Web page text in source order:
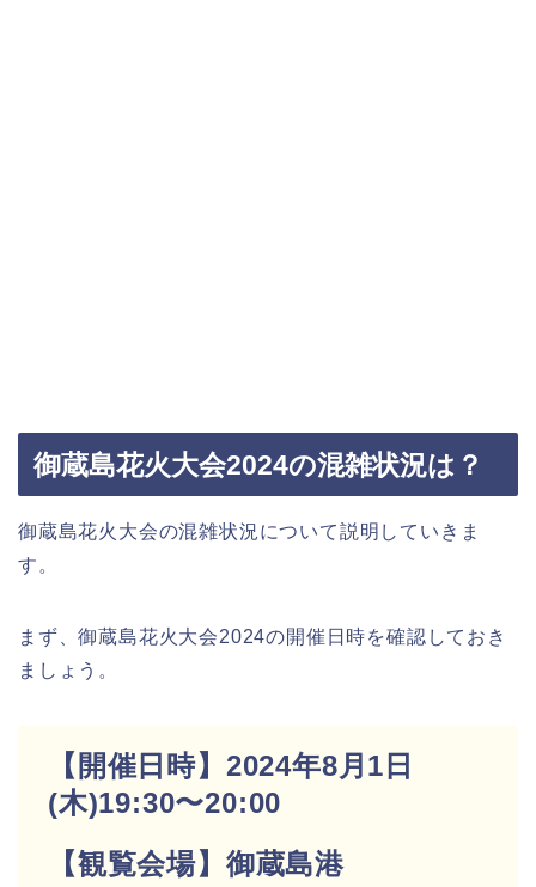
御蔵島花火大会2024の混雑状況は？
御蔵島花火大会の混雑状況について説明していきま
す。
まず、御蔵島花火大会2024の開催日時を確認しておき
ましょう。
【開催日時】2024年8月1日
(木)19:30〜20:00
【観覧会場】御蔵島港